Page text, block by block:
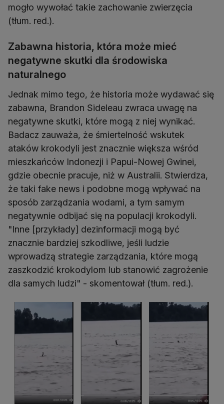
mogło wywołać takie zachowanie zwierzęcia
(tłum. red.).
Zabawna historia, która może mieć
negatywne skutki dla środowiska
naturalnego
Jednak mimo tego, że historia może wydawać się
zabawna, Brandon Sideleau zwraca uwagę na
negatywne skutki, które mogą z niej wynikać.
Badacz zauważa, że śmiertelność wskutek
ataków krokodyli jest znacznie większa wśród
mieszkańców Indonezji i Papui-Nowej Gwinei,
gdzie obecnie pracuje, niż w Australii. Stwierdza,
że taki fake news i podobne mogą wpływać na
sposób zarządzania wodami, a tym samym
negatywnie odbijać się na populacji krokodyli.
"Inne [przykłady] dezinformacji mogą być
znacznie bardziej szkodliwe, jeśli ludzie
wprowadzą strategie zarządzania, które mogą
zaszkodzić krokodylom lub stanowić zagrożenie
dla samych ludzi" - skomentował (tłum. red.).